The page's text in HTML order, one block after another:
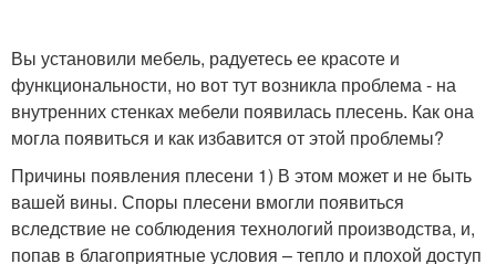
Вы установили мебель, радуетесь ее красоте и
функциональности, но вот тут возникла проблема - на
внутренних стенках мебели появилась плесень. Как она
могла появиться и как избавится от этой проблемы?
Причины появления плесени 1) В этом может и не быть
вашей вины. Споры плесени вмогли появиться
вследствие не соблюдения технологий производства, и,
попав в благоприятные условия – тепло и плохой доступ